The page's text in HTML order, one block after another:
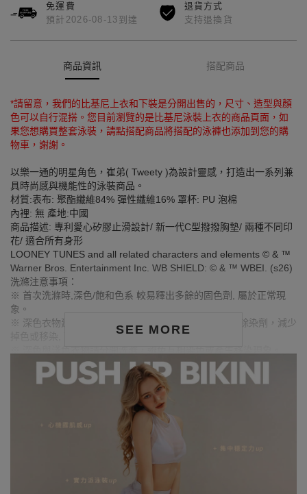
免運費
預計2026-08-13到達
退貨方式
支持退換貨
商品資訊 搭配商品
SEE MORE
*請留意，我們的比基尼上衣和下裝是分開出售的，尺寸、造型與顏
色可以自行混搭。您目前瀏覽的是比基尼泳裝上衣的商品頁面，如
果您想購買整套泳裝，請點搭配商品將搭配的泳褲也添加到您的購
物車，謝謝。
以樂一通的明星角色，崔弟( Tweety )為設計靈感，打造出一系列兼
具時尚感與機能性的泳裝商品。
材質:表布: 聚酯纖維84% 彈性纖維16% 罩杯: PU 泡棉
內裡: 無 產地:中國
商品描述: 專利愛心矽膠止滑設計/ 新一代C型撥撥胸墊/ 兩種不同印
花/ 適合所有身形
LOONEY TUNES and all related characters and elements © & ™
Warner Bros. Entertainment Inc. WB SHIELD: © & ™ WBEI. (s26)
洗滌注意事項：
※ 首次洗滌時,深色/飽和色系 較易釋出多餘的固色劑, 屬於正常現
象。
※ 深色衣物建議在首次穿著前先下水清洗, 有助釋出多餘染劑，減少
掉色或移染, 可降低染色風險。
※ 穿搭時請避免與淺色衣物、配件、飾品一同搭配使用，以防止因
摩擦或潮濕而導致染色。
※ 顏色請參考單品圖片較為接近，但因圖檔顏色會因個人電腦螢幕
設定差異略有不同，請以實際商品顏色為準。
身高157cm／胸圍Bust：82cm
腰圍Waist：60cm／臀圍hips：62cm
試穿報告：模特兒穿著S號